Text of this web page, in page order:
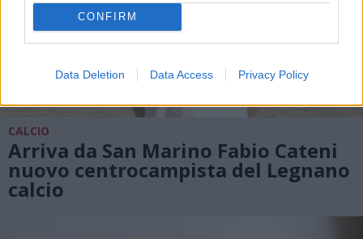
CONFIRM
Data Deletion Data Access Privacy Policy
CALCIO
Arriva da San Marino Fabio Cateni
nuovo centrocampista del Legnano
calcio